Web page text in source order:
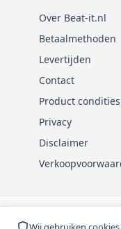
Over Beat-it.nl
Betaalmethoden
Levertijden
Contact
Product condities
Privacy
Disclaimer
© 1999-2026 Beat-